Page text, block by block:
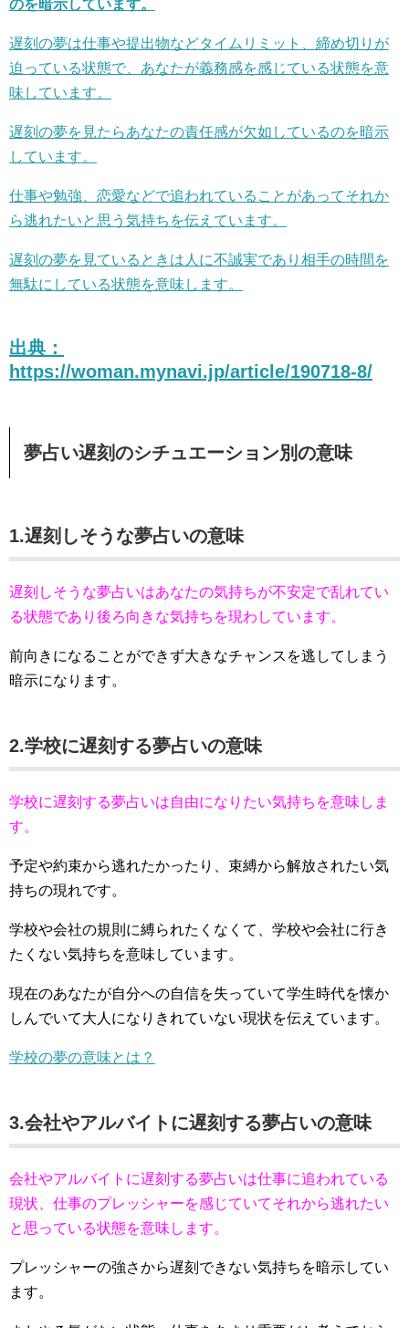
のを暗示しています。
遅刻の夢は仕事や提出物などタイムリミット、締め切りが
迫っている状態で、あなたが義務感を感じている状態を意
味しています。
遅刻の夢を見たらあなたの責任感が欠如しているのを暗示
しています。
仕事や勉強、恋愛などで追われていることがあってそれか
ら逃れたいと思う気持ちを伝えています。
遅刻の夢を見ているときは人に不誠実であり相手の時間を
無駄にしている状態を意味します。
出典：
https://woman.mynavi.jp/article/190718-8/
夢占い遅刻のシチュエーション別の意味
1.遅刻しそうな夢占いの意味
遅刻しそうな夢占いはあなたの気持ちが不安定で乱れてい
る状態であり後ろ向きな気持ちを現わしています。
前向きになることができず大きなチャンスを逃してしまう
暗示になります。
2.学校に遅刻する夢占いの意味
学校に遅刻する夢占いは自由になりたい気持ちを意味しま
す。
予定や約束から逃れたかったり、束縛から解放されたい気
持ちの現れです。
学校や会社の規則に縛られたくなくて、学校や会社に行き
たくない気持ちを意味しています。
現在のあなたが自分への自信を失っていて学生時代を懐か
しんでいて大人になりきれていない現状を伝えています。
学校の夢の意味とは？
3.会社やアルバイトに遅刻する夢占いの意味
会社やアルバイトに遅刻する夢占いは仕事に追われている
現状、仕事のプレッシャーを感じていてそれから逃れたい
と思っている状態を意味します。
プレッシャーの強さから遅刻できない気持ちを暗示してい
ます。